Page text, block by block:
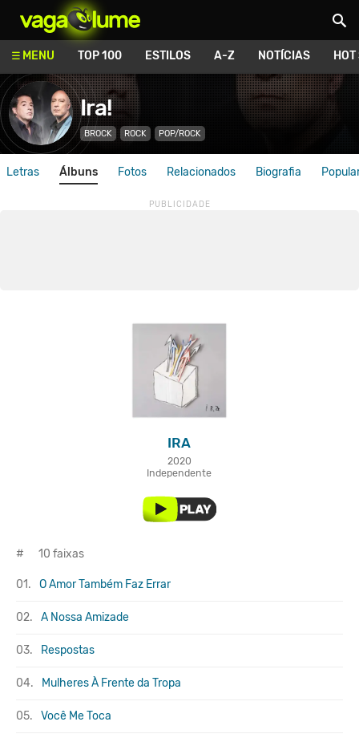
MENU TOP 100 ESTILOS A-Z NOTÍCIAS
Ira!
BROCK ROCK POP/ROCK
Letras Álbuns Fotos Relacionados Biografia
IRA
2020
Independente
# 10 faixas
01. O Amor Também Faz Errar
02. A Nossa Amizade
03. Respostas
04. Mulheres À Frente da Tropa
05. Você Me Toca